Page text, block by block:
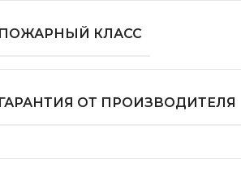
ПОЖАРНЫЙ КЛАСС
ГАРАНТИЯ ОТ ПРОИЗВОДИТЕЛЯ